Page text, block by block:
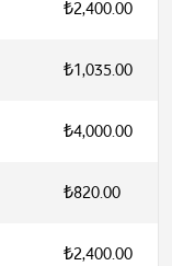
₺2,400.00
₺1,035.00
₺4,000.00
₺820.00
₺2,400.00